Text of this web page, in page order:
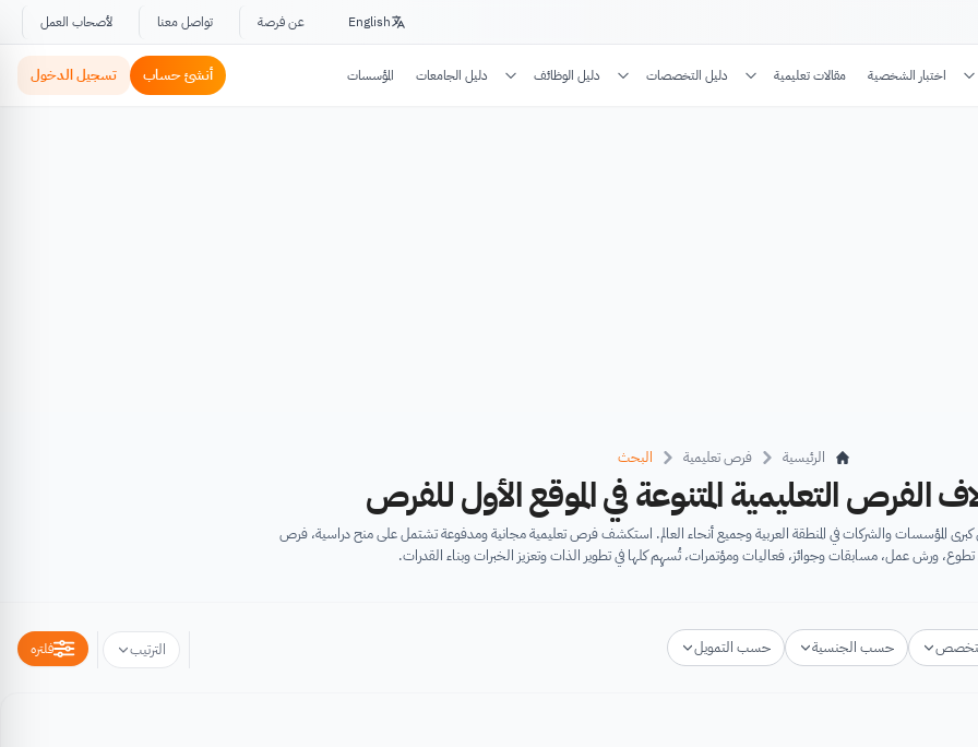
English عن فرصة تواصل معنا لأصحاب العمل
اختبار الشخصية مقالات تعليمية دليل التخصصات دليل الوظائف دليل الجامعات المؤسسات أنشئ حساب تسجيل الدخول
الرئيسية فرص تعليمية البحث
الفرص التعليمية المتنوعة في الموقع الأول للفرص
المؤسسات والشركات في المنطقة العربية وجميع أنحاء العالم. استكشف فرص تعليمية مجانية ومدفوعة تشتمل على منح دراسية، فرص
ورش عمل، مسابقات وجوائز، فعاليات ومؤتمرات، تُسهِم كلها في تطوير الذات وتعزيز الخبرات وبناء القدرات.
حسب الجنسية حسب التمويل الترتيب فلتره